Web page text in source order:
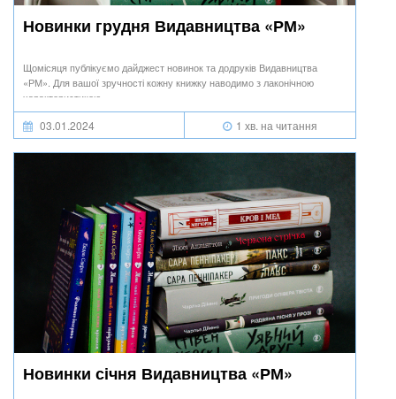
Новинки грудня Видавництва «РМ»
Щомісяця публікуємо дайджест новинок та додруків Видавництва
«РМ». Для вашої зручності кожну книжку наводимо з лаконічною
характеристикою.
03.01.2024 1 хв. на читання
Новинки січня Видавництва «РМ»